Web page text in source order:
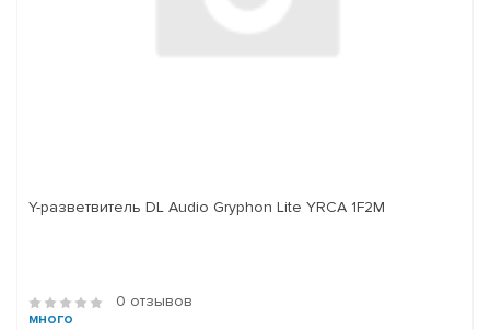
Y-разветвитель DL Audio Gryphon Lite YRCA 1F2M
0 отзывов
много